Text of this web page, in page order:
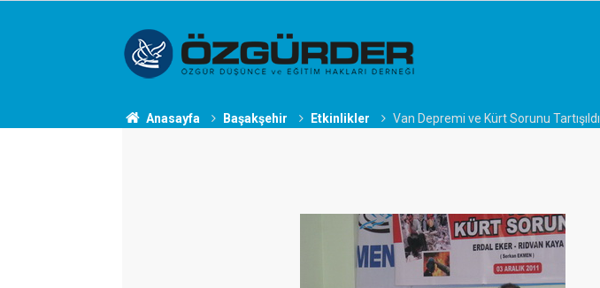
Anasayfa Başakşehir Etkinlikler Van Depremi ve Kürt Sorunu Tartışıldı